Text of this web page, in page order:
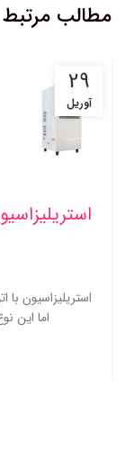
مطالب مرتبط
29
آوریل
اما این